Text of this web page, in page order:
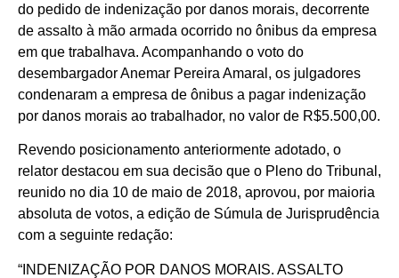
do pedido de indenização por danos morais, decorrente
de assalto à mão armada ocorrido no ônibus da empresa
em que trabalhava. Acompanhando o voto do
desembargador Anemar Pereira Amaral, os julgadores
condenaram a empresa de ônibus a pagar indenização
por danos morais ao trabalhador, no valor de R$5.500,00.
Revendo posicionamento anteriormente adotado, o
relator destacou em sua decisão que o Pleno do Tribunal,
reunido no dia 10 de maio de 2018, aprovou, por maioria
absoluta de votos, a edição de Súmula de Jurisprudência
com a seguinte redação:
“INDENIZAÇÃO POR DANOS MORAIS. ASSALTO